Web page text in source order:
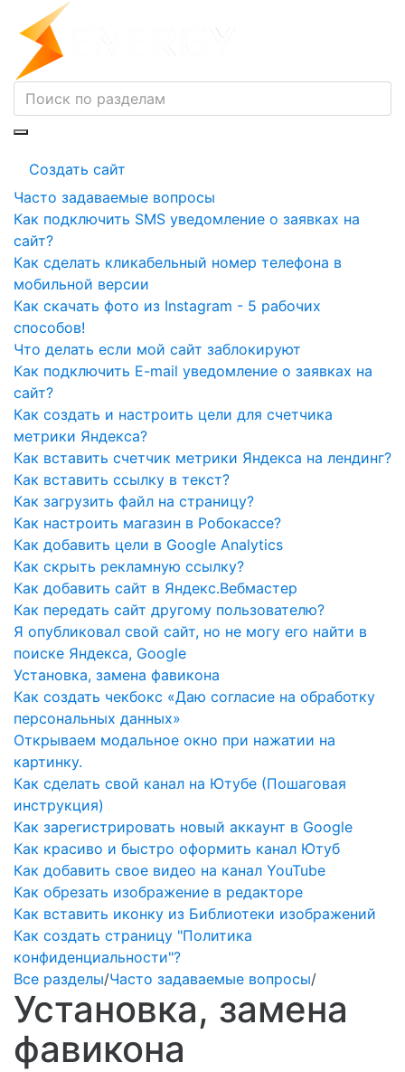
Создать сайт
Часто задаваемые вопросы
Как подключить SMS уведомление о заявках на
сайт?
Как сделать кликабельный номер телефона в
мобильной версии
Как скачать фото из Instagram - 5 рабочих
способов!
Что делать если мой сайт заблокируют
Как подключить E-mail уведомление о заявках на
сайт?
Как создать и настроить цели для счетчика
метрики Яндекса?
Как вставить счетчик метрики Яндекса на лендинг?
Как вставить ссылку в текст?
Как загрузить файл на страницу?
Как настроить магазин в Робокассе?
Как добавить цели в Google Analytics
Как скрыть рекламную ссылку?
Как добавить сайт в Яндекс.Вебмастер
Как передать сайт другому пользователю?
Я опубликовал свой сайт, но не могу его найти в
поиске Яндекса, Google
Установка, замена фавикона
Как создать чекбокс «Даю согласие на обработку
персональных данных»
Открываем модальное окно при нажатии на
картинку.
Как сделать свой канал на Ютубе (Пошаговая
инструкция)
Как зарегистрировать новый аккаунт в Google
Как красиво и быстро оформить канал Ютуб
Как добавить свое видео на канал YouTube
Как обрезать изображение в редакторе
Как вставить иконку из Библиотеки изображений
Как создать страницу "Политика
конфиденциальности"?
Все разделы/Часто задаваемые вопросы/
Установка, замена
фавикона